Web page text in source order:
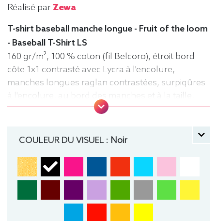
Réalisé parZewa
T-shirt baseball manche longue - Fruit of the loom
- Baseball T-Shirt LS
160 gr/m², 100 % coton (fil Belcoro), étroit bord
côte 1x1 contrasté avec Lycra à l'encolure,
manches longues raglan contrastées, surpiqûres
à l'encolure, au bord des manches et à la taille,
matériau tubulaire. Tee baseball, Tee-shirt,
COULEUR DU VISUEL : Noir